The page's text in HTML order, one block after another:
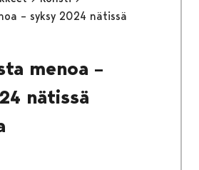
– syksy 2024 nätissä
menoa –
nätissä